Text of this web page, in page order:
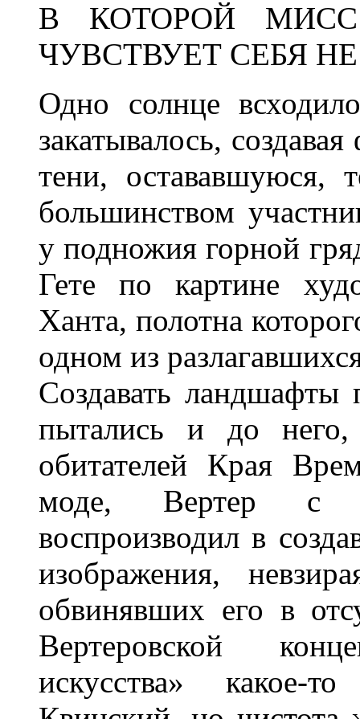
В КОТОРОЙ
ЧУВСТВУЕТ СЕБЯ
Одно солнце
закатывалось,
тени, остававшуюся,
большинством
у подножия горной
Гете по картине
Ханта, полотна
одном из
Создавать ландшафты
пытались и до
обитателей Края
моде, Вертер с
воспроизводил в
изображения,
обвинявших его в
Вертеровской
искусства» какое-